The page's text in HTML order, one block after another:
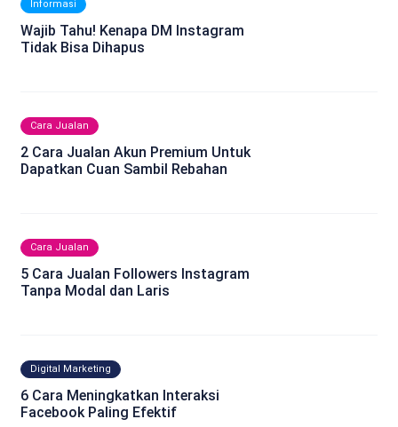
Informasi
Wajib Tahu! Kenapa DM Instagram
Tidak Bisa Dihapus
Cara Jualan
2 Cara Jualan Akun Premium Untuk
Dapatkan Cuan Sambil Rebahan
Cara Jualan
5 Cara Jualan Followers Instagram
Tanpa Modal dan Laris
Digital Marketing
6 Cara Meningkatkan Interaksi
Facebook Paling Efektif